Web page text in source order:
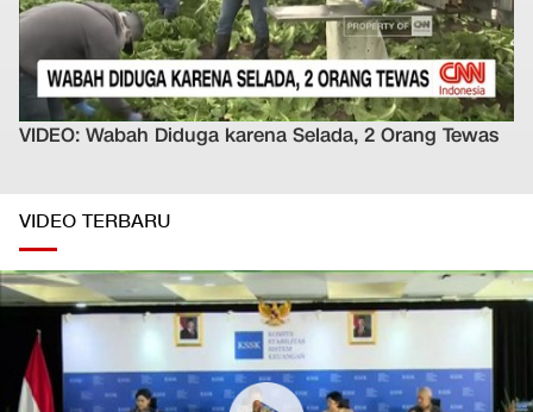
VIDEO: Wabah Diduga karena Selada, 2 Orang Tewas
VIDEO TERBARU